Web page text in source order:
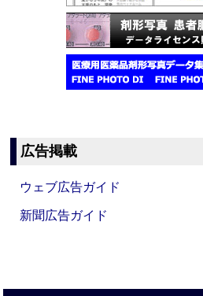
広告掲載
ウェブ広告ガイド
新聞広告ガイド